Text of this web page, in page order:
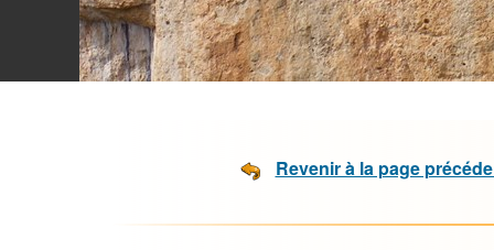
Revenir à la page